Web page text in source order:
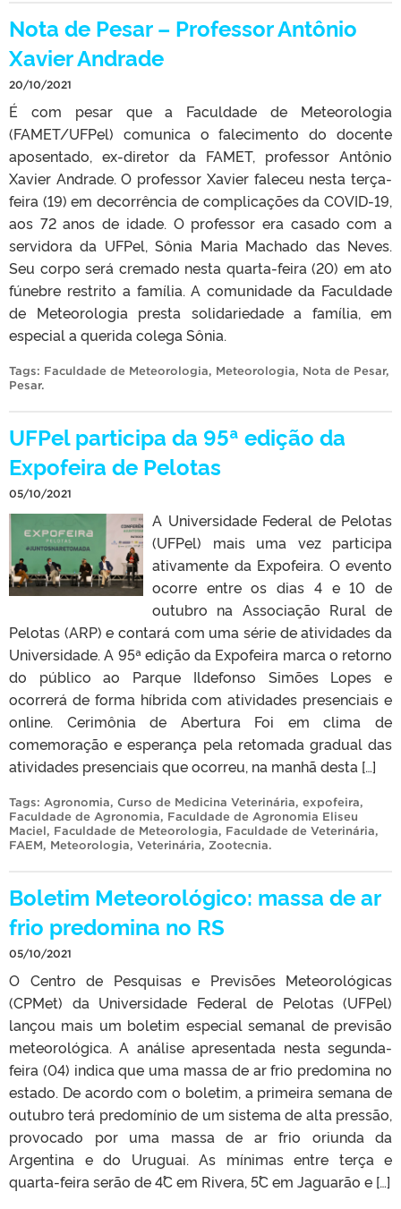
Nota de Pesar – Professor Antônio
Xavier Andrade
20/10/2021
É com pesar que a Faculdade de Meteorologia
(FAMET/UFPel) comunica o falecimento do docente
aposentado, ex-diretor da FAMET, professor Antônio
Xavier Andrade. O professor Xavier faleceu nesta terça-
feira (19) em decorrência de complicações da COVID-19,
aos 72 anos de idade. O professor era casado com a
servidora da UFPel, Sônia Maria Machado das Neves.
Seu corpo será cremado nesta quarta-feira (20) em ato
fúnebre restrito a família. A comunidade da Faculdade
de Meteorologia presta solidariedade a família, em
especial a querida colega Sônia.
Tags: Faculdade de Meteorologia, Meteorologia, Nota de Pesar,
Pesar.
UFPel participa da 95ª edição da
Expofeira de Pelotas
05/10/2021
A Universidade Federal de Pelotas
(UFPel) mais uma vez participa
ativamente da Expofeira. O evento
ocorre entre os dias 4 e 10 de
outubro na Associação Rural de
Pelotas (ARP) e contará com uma série de atividades da
Universidade. A 95ª edição da Expofeira marca o retorno
do público ao Parque Ildefonso Simões Lopes e
ocorrerá de forma híbrida com atividades presenciais e
online. Cerimônia de Abertura Foi em clima de
comemoração e esperança pela retomada gradual das
atividades presenciais que ocorreu, na manhã desta […]
Tags: Agronomia, Curso de Medicina Veterinária, expofeira,
Faculdade de Agronomia, Faculdade de Agronomia Eliseu
Maciel, Faculdade de Meteorologia, Faculdade de Veterinária,
FAEM, Meteorologia, Veterinária, Zootecnia.
Boletim Meteorológico: massa de ar
frio predomina no RS
05/10/2021
O Centro de Pesquisas e Previsões Meteorológicas
(CPMet) da Universidade Federal de Pelotas (UFPel)
lançou mais um boletim especial semanal de previsão
meteorológica. A análise apresentada nesta segunda-
feira (04) indica que uma massa de ar frio predomina no
estado. De acordo com o boletim, a primeira semana de
outubro terá predomínio de um sistema de alta pressão,
provocado por uma massa de ar frio oriunda da
Argentina e do Uruguai. As mínimas entre terça e
quarta-feira serão de 4˚C em Rivera, 5˚C em Jaguarão e […]